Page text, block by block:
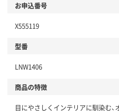
お申込番号
X555119
型番
LNW1406
商品の特徴
目にやさしくインテリアに馴染む、